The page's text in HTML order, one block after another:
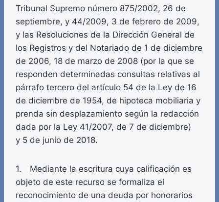
Tribunal Supremo número 875/2002, 26 de
septiembre, y 44/2009, 3 de febrero de 2009,
y las Resoluciones de la Dirección General de
los Registros y del Notariado de 1 de diciembre
de 2006, 18 de marzo de 2008 (por la que se
responden determinadas consultas relativas al
párrafo tercero del artículo 54 de la Ley de 16
de diciembre de 1954, de hipoteca mobiliaria y
prenda sin desplazamiento según la redacción
dada por la Ley 41/2007, de 7 de diciembre)
y 5 de junio de 2018.
1. Mediante la escritura cuya calificación es
objeto de este recurso se formaliza el
reconocimiento de una deuda por honorarios